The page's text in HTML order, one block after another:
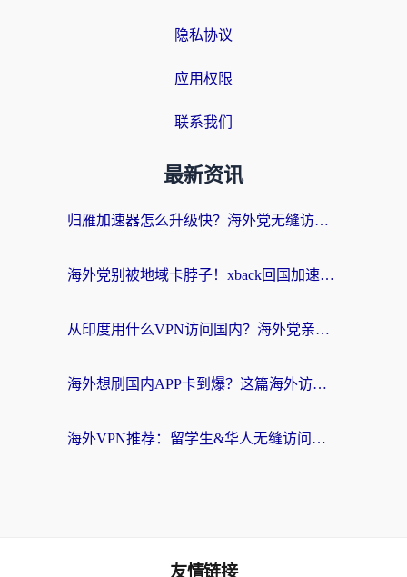
隐私协议
应用权限
联系我们
最新资讯
归雁加速器怎么升级快？海外党无缝访问国内资源的全攻略（附免费VPN推荐Dcard热门款）
海外党别被地域卡脖子！xback回国加速器选择全攻略，轻松刷剧玩国服
从印度用什么VPN访问国内？海外党亲测的无缝回国上网指南
海外想刷国内APP卡到爆？这篇海外访问国内服务器加速指南帮你解决所有问题
海外VPN推荐：留学生&华人无缝访问国内资源的避坑指南
友情链接